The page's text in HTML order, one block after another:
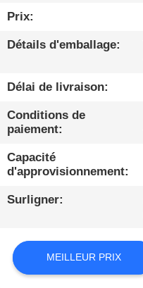
CONTACTEZ-
NOUVELLES
PARLEZ
MAINTENANT.
DU
SITE
Prix:
Détails d'emballage:
Délai de livraison:
Conditions de
paiement:
Capacité
d'approvisionnement:
Surligner:
MEILLEUR PRIX